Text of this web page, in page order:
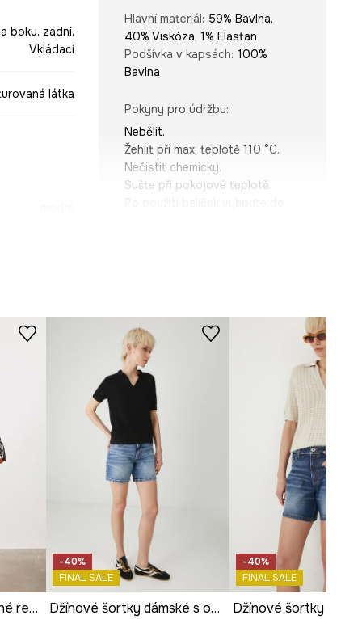
boku, zadní,
Vkládací
látka
Hlavní materiál: 59% Bavlna,
40% Viskóza, 1% Elastan
Podšívka v kapsách: 100%
Bavlna
Pokyny pro údržbu:
Nebělit.
Žehlit při max. teplotě 110 °C.
Nečistit chemicky.
Sušte při pokojové teplotě.
Pas (výška): pravidelný
Střih: Regular fit
ROZMĚRY
Délka vnitřní nohy
Šířka nohy dole
Míry uvedené pro velikost
S.
Šířka v pase
Výška pasu
Šířka v bocích
Modelka na fotografii je vysoká
178 cm a má na sebe velikost S
Prohlédněte si rozměry
produktu
Šortky dámské bavlněné regular waist
-40%
FINAL SALE
Džínové šortky dámské s oděrky modrá barva
-40%
FINAL SALE